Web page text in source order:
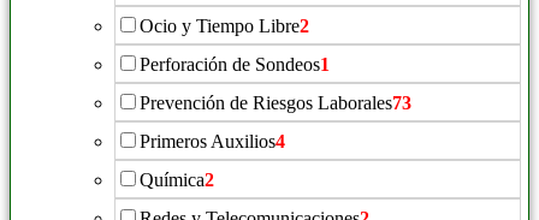
Ocio y Tiempo Libre2
Perforación de Sondeos1
Prevención de Riesgos Laborales73
Primeros Auxilios4
Química2